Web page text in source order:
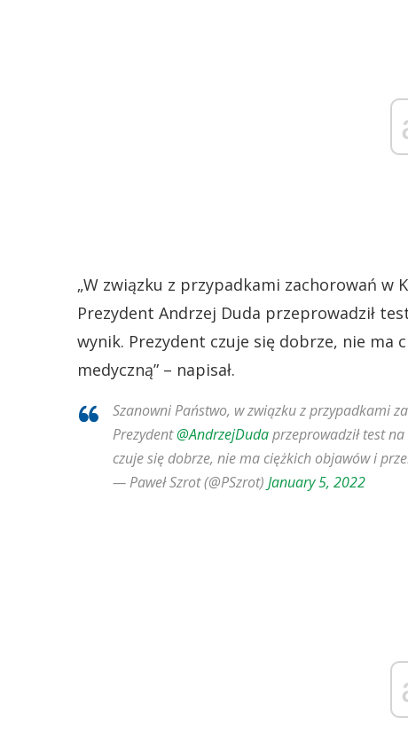
„W związku z przypadkami zachorowań w
Prezydent Andrzej Duda przeprowadził
wynik. Prezydent czuje się dobrze, nie ma
medyczną” – napisał.
Szanowni Państwo, w związku z przypadkami
Prezydent@AndrzejDudaprzeprowadził test
czuje się dobrze, nie ma ciężkich objawów i
— Paweł Szrot (@PSzrot) January 5, 2022